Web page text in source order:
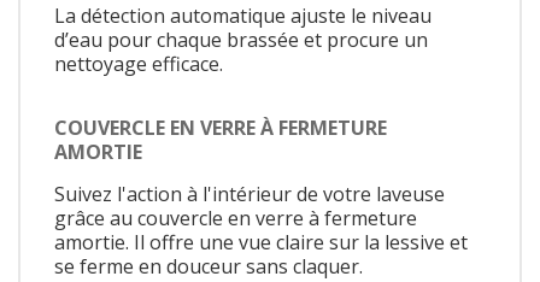
La détection automatique ajuste le niveau
d’eau pour chaque brassée et procure un
nettoyage efficace.
COUVERCLE EN VERRE À FERMETURE
AMORTIE
Suivez l'action à l'intérieur de votre laveuse
grâce au couvercle en verre à fermeture
amortie. Il offre une vue claire sur la lessive et
se ferme en douceur sans claquer.